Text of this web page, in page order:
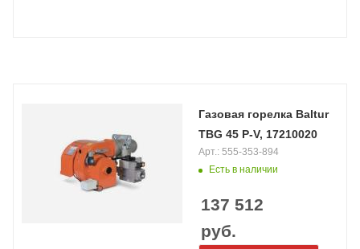
Газовая горелка Baltur
TBG 45 P-V, 17210020
Есть в наличии
Арт.: 555-353-894
137 512
руб.